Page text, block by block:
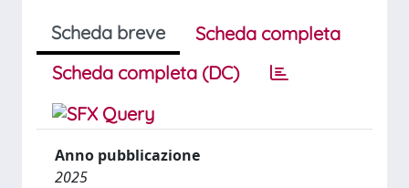
Scheda breve
Scheda completa
Scheda completa (DC)
Anno pubblicazione
2025